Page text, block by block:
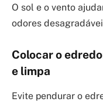
O sol e o vento
odores
Colocar o
e limpa
Evite pendurar o